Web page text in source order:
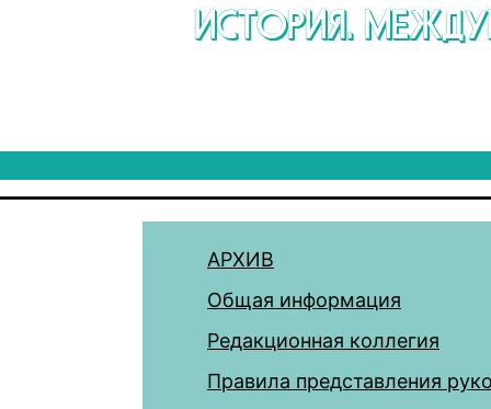
ИСТОРИЯ.
АРХИВ
Общая информация
Редакционная коллегия
Правила представления